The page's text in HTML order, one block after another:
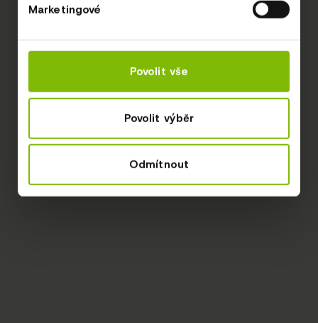
Marketingové
Povolit vše
Povolit výběr
Odmítnout